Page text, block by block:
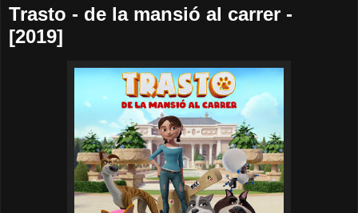
Trasto - de la mansió al carrer -
[2019]